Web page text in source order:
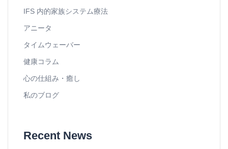
IFS 内的家族システム療法
アニータ
タイムウェーバー
健康コラム
心の仕組み・癒し
私のブログ
Recent News